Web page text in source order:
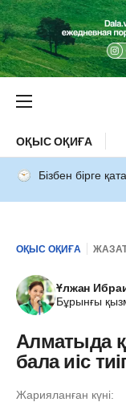
ОҚЫС ОҚИҒА
Бізбен бірге
ОҚЫС ОҚИҒА
Ұлжан
Бұрынғы
Алматыда
бала иіс
Жарияланған күні: